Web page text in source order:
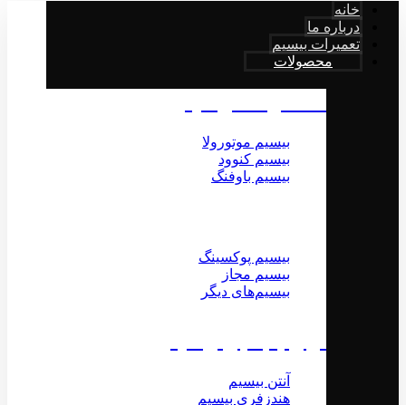
خانه
درباره ما
تعمیرات بیسیم
محصولات
بیسیم موتورولا
بیسیم کنوود
بیسیم باوفنگ
بیسیم پوکسینگ
بیسیم مجاز
بیسیم‌های دیگر
آنتن بیسیم
هندزفری بیسیم